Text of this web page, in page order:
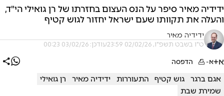
ידידיה מאיר סיפר על הנס העצום בחזרתו של רן גואילי הי"ד,
והעלה את תקוותו שעם ישראל יחזור לגוש קטיף
ידידיה מאיר
ט"ו בשבט תשפ"ו, 02/02/26 23:59 עודכן: 03/02/26 00:23
א+א- הדפסה
אגם ברגר גוש קטיף התעוררות ידידיה מאיר
רן גואילי
שמירת שבת